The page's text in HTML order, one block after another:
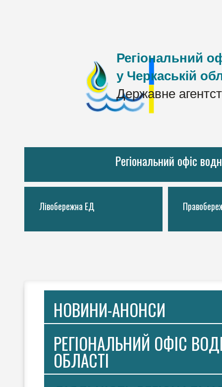
Регіональний
у Черкаській
Державне
Регіональний офіс
Лівобережна ЕД
НОВИНИ-АНОНСИ
РЕГІОНАЛЬНИЙ ОФІС
ОБЛАСТІ